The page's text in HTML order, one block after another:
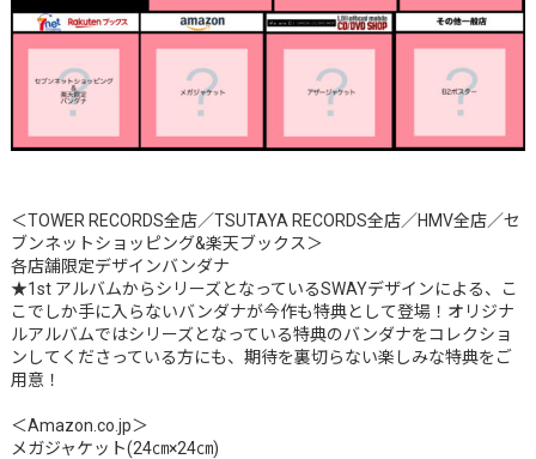
＜TOWER RECORDS全店／TSUTAYA RECORDS全店／HMV全店／セ
ブンネットショッピング&楽天ブックス＞
各店舗限定デザインバンダナ
★1st アルバムからシリーズとなっているSWAYデザインによる、こ
こでしか手に入らないバンダナが今作も特典として登場！オリジナ
ルアルバムではシリーズとなっている特典のバンダナをコレクショ
ンしてくださっている方にも、期待を裏切らない楽しみな特典をご
用意！
＜Amazon.co.jp＞
メガジャケット(24㎝×24㎝)